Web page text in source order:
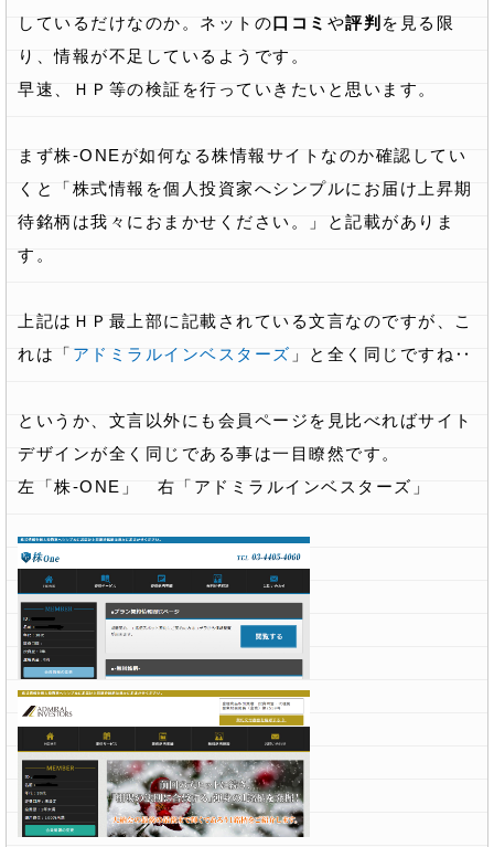
しているだけなのか。ネットの口コミ や評判 を見る限
り、情報が不足しているようです。
早速、ＨＰ等の検証を行っていきたいと思います。
まず株-ONEが如何なる株情報サイトなのか確認してい
くと「株式情報を個人投資家へシンプルにお届け上昇期
待銘柄は我々におまかせください。」と記載がありま
す。
上記はＨＰ最上部に記載されている文言なのですが、こ
れは「 アドミラルインベスターズ 」と全く同じですね‥
というか、文言以外にも会員ページを見比べればサイト
デザインが全く同じである事は一目瞭然です。
左「株-ONE」 右「アドミラルインベスターズ」